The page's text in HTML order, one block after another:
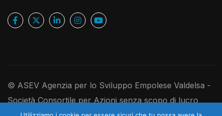
© ASEV Agenzia per lo Sviluppo Empolese Valdelsa -
Società Consortile per Azioni senza scopo di lucro